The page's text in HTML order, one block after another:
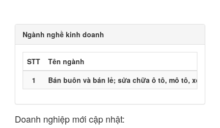
Ngành nghề kinh doanh
STT
Tên ngành
1
Bán buôn và bán lẻ; sửa chữa ô tô, mô tô, xe máy
Doanh nghiệp mới cập nhật: